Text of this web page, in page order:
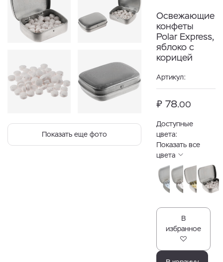
Показать еще фото
Освежающие
конфеты
Polar Express,
яблоко с
корицей
Артикул:
₽ 78.00
Доступные
цвета:
Показать все
цвета
В
избранное